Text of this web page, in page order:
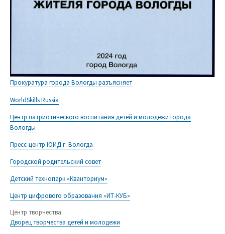
Прокуратура города Вологды разъясняет
WorldSkills Russia
Центр патриотического воспитания детей и молодежи города
Вологды
Пресс-центр ЮИД г. Вологда
Городской родительский совет
Детский технопарк «Кванториум»
Центр цифрового образования «ИТ-КУБ»
Центр творчества
Дворец творчества детей и молодежи